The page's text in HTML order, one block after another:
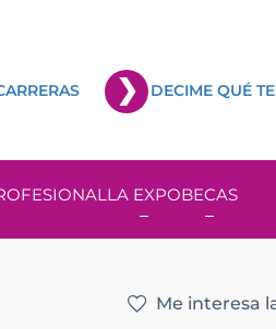
DECIME QUÉ
LA EXPOBECAS
Me interesa